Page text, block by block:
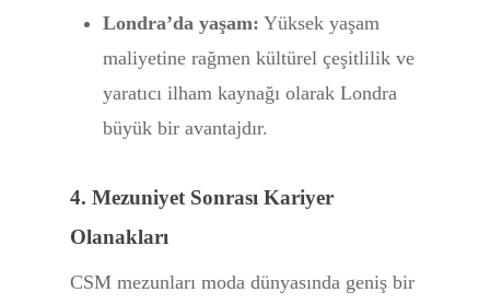
Londra’da yaşam: Yüksek yaşam
maliyetine rağmen kültürel çeşitlilik ve
yaratıcı ilham kaynağı olarak Londra
büyük bir avantajdır.
4. Mezuniyet Sonrası Kariyer
Olanakları
CSM mezunları moda dünyasında geniş bir